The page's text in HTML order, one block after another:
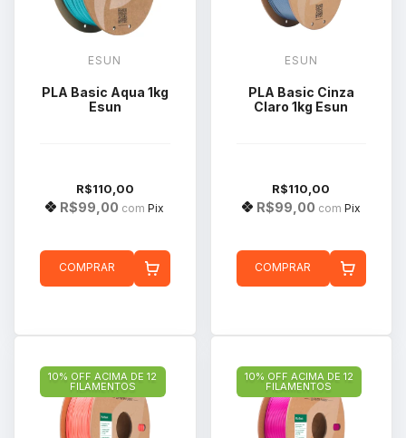
ESUN
PLA Basic Aqua 1kg
Esun
R$110,00
R$99,00 com Pix
COMPRAR
ESUN
PLA Basic Cinza
Claro 1kg Esun
R$110,00
R$99,00 com Pix
COMPRAR
10% OFF ACIMA DE 12
FILAMENTOS
10% OFF ACIMA DE 12
FILAMENTOS